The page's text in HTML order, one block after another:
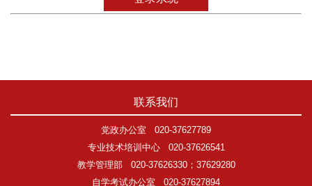
联系我们
党政办公室
020-37627789
专业技术培训中心
020-37626541
教学管理部
020-37626330；37629280
自学考试办公室
020-37627894